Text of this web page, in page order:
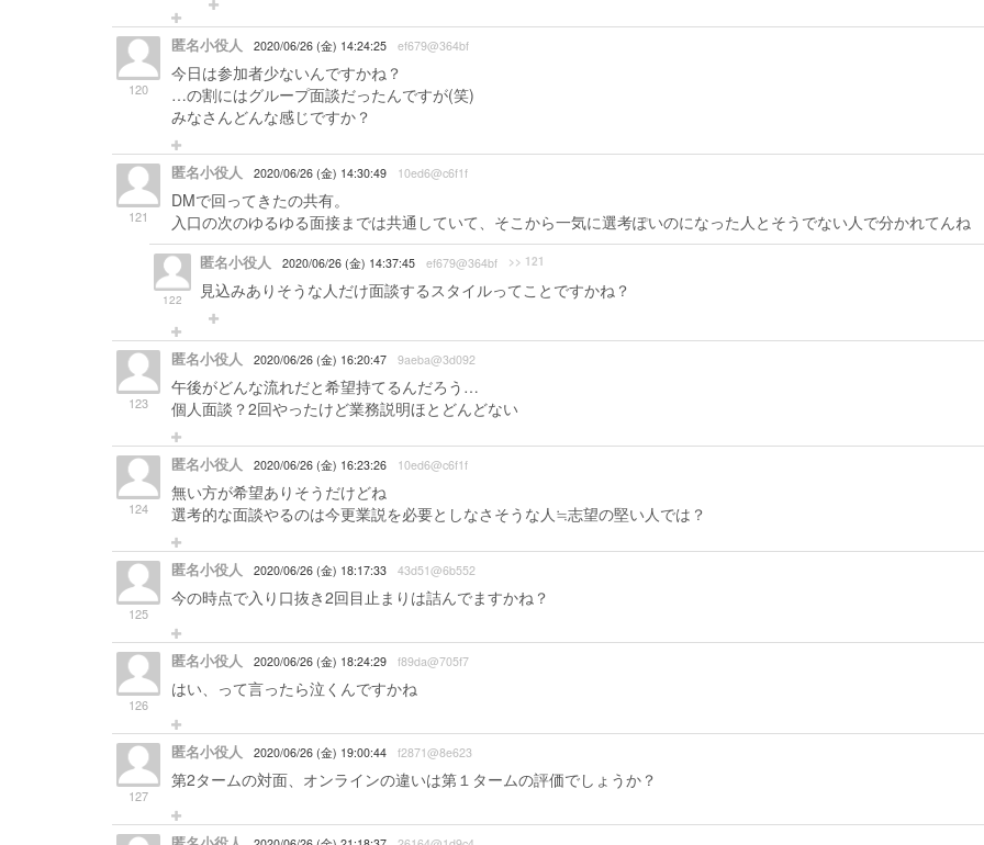
120
匿名小役人 2020/06/26 (金) 14:24:25 ef679@364bf
今日は参加者少ないんですかね？
…の割にはグループ面談だったんですが(笑)
みなさんどんな感じですか？
121
匿名小役人 2020/06/26 (金) 14:30:49 10ed6@c6f1f
DMで回ってきたの共有。
入口の次のゆるゆる面接までは共通していて、そこから一気に選考ぽいのになった人とそうでない人で分かれてんね
122
匿名小役人 2020/06/26 (金) 14:37:45 ef679@364bf >> 121
見込みありそうな人だけ面談するスタイルってことですかね？
123
匿名小役人 2020/06/26 (金) 16:20:47 9aeba@3d092
午後がどんな流れだと希望持てるんだろう…
個人面談？2回やったけど業務説明ほとどんどない
124
匿名小役人 2020/06/26 (金) 16:23:26 10ed6@c6f1f
無い方が希望ありそうだけどね
選考的な面談やるのは今更業説を必要としなさそうな人≒志望の堅い人では？
125
匿名小役人 2020/06/26 (金) 18:17:33 43d51@6b552
今の時点で入り口抜き2回目止まりは詰んでますかね？
126
匿名小役人 2020/06/26 (金) 18:24:29 f89da@705f7
はい、って言ったら泣くんですかね
127
匿名小役人 2020/06/26 (金) 19:00:44 f2871@8e623
第2タームの対面、オンラインの違いは第１タームの評価でしょうか？